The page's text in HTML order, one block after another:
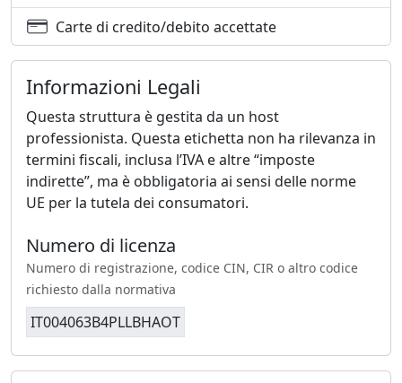
Carte di credito/debito accettate
Informazioni Legali
Questa struttura è gestita da un host
professionista. Questa etichetta non ha rilevanza in
termini fiscali, inclusa l’IVA e altre “imposte
indirette”, ma è obbligatoria ai sensi delle norme
UE per la tutela dei consumatori.
Numero di licenza
Numero di registrazione, codice CIN, CIR o altro codice
richiesto dalla normativa
IT004063B4PLLBHAOT